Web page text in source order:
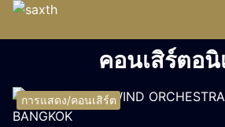
Skip
คอนเสิร์ตอนิ
การแสดง/คอนเสิร์ต